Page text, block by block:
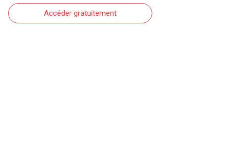
Accéder gratuitement